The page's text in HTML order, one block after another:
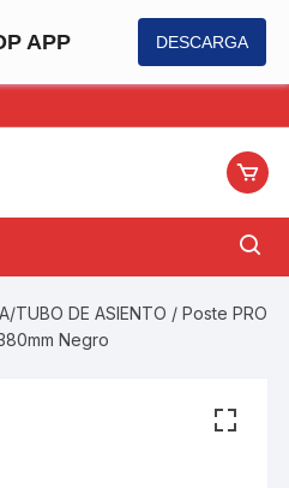
APP DESCARGA
TUBO DE ASIENTO / Poste PRO
Negro